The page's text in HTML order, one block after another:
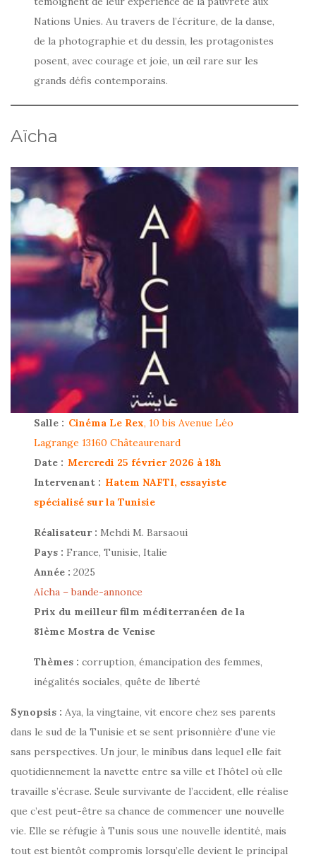
Nations Unies. Au travers de l’écriture, de la danse,
de la photographie et du dessin, les protagonistes
posent, avec courage et joie, un œil rare sur les
grands défis contemporains.
Aïcha
Salle : Cinéma Le Rex, 10 bis Avenue Léo
Lagrange 13160 Châteaurenard
Date : Mercredi 25 février 2026 à 18h
Intervenant : Hatem NAFTI, essayiste
spécialisé sur la Tunisie
Réalisateur : Mehdi M. Barsaoui
Pays : France, Tunisie, Italie
Année : 2025
Aïcha – bande-annonce
Prix du meilleur film méditerranéen de la
81ème Mostra de Venise
Thèmes : corruption, émancipation des femmes,
inégalités sociales, quête de liberté
Synopsis : Aya, la vingtaine, vit encore chez ses parents
dans le sud de la Tunisie et se sent prisonnière d’une vie
sans perspectives. Un jour, le minibus dans lequel elle fait
quotidiennement la navette entre sa ville et l’hôtel où elle
travaille s’écrase. Seule survivante de l’accident, elle réalise
que c’est peut-être sa chance de commencer une nouvelle
vie. Elle se réfugie à Tunis sous une nouvelle identité, mais
tout est bientôt compromis lorsqu’elle devient le principal